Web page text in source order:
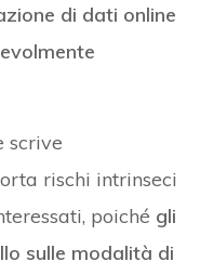
di dati online
scrive
rischi intrinseci
poiché gli
sulle modalità di